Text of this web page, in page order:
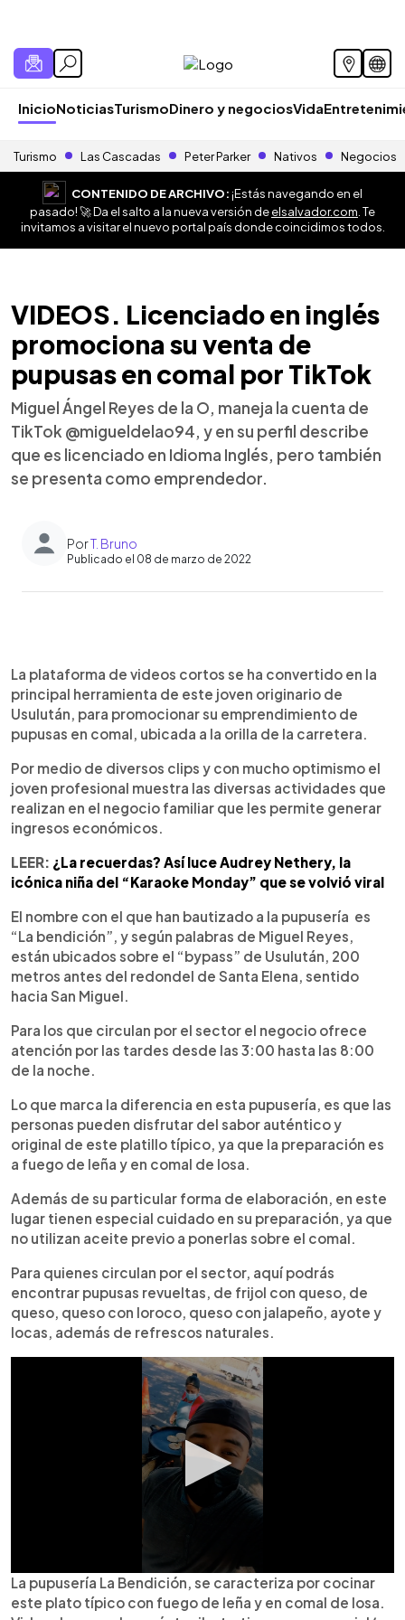
InicioNoticiasTurismoDinero y negociosVida
Turismo Las Cascadas Peter Parker Nativos Negocios
CONTENIDO DE ARCHIVO:¡Estás navegando en el
pasado! 🚀 Da el salto a la nueva versión deelsalvador.com . Te
invitamos a visitar el nuevo portal país donde coincidimos todos.
VIDEOS. Licenciado en inglés
promociona su venta de
pupusas en comal por TikTok
Miguel Ángel Reyes de la O, maneja la cuenta de
TikTok @migueldelao94, y en su perfil describe
que es licenciado en Idioma Inglés, pero también
se presenta como emprendedor.
PorT. Bruno
Publicado el 08 de marzo de 2022
► Escuchar artículo
La plataforma de videos cortos se ha convertido en la
principal herramienta de este joven originario de
Usulután, para promocionar su emprendimiento de
pupusas en comal, ubicada a la orilla de la carretera.
Por medio de diversos clips y con mucho optimismo el
joven profesional muestra las diversas actividades que
realizan en el negocio familiar que les permite generar
ingresos económicos.
LEER: ¿La recuerdas? Así luce Audrey Nethery, la
icónica niña del “Karaoke Monday” que se volvió viral
El nombre con el que han bautizado a la pupusería es
“La bendición”, y según palabras de Miguel Reyes,
están ubicados sobre el “bypass” de Usulután, 200
metros antes del redondel de Santa Elena, sentido
hacia San Miguel.
Para los que circulan por el sector el negocio ofrece
atención por las tardes desde las 3:00 hasta las 8:00
de la noche.
Lo que marca la diferencia en esta pupusería, es que las
personas pueden disfrutar del sabor auténtico y
original de este platillo típico, ya que la preparación es
a fuego de leña y en comal de losa.
Además de su particular forma de elaboración, en este
lugar tienen especial cuidado en su preparación, ya que
no utilizan aceite previo a ponerlas sobre el comal.
Para quienes circulan por el sector, aquí podrás
encontrar pupusas revueltas, de frijol con queso, de
queso, queso con loroco, queso con jalapeño, ayote y
locas, además de refrescos naturales.
La pupusería La Bendición, se caracteriza por cocinar
este plato típico con fuego de leña y en comal de losa.